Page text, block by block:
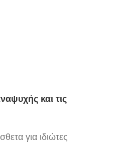
και τις
για ιδιώτες